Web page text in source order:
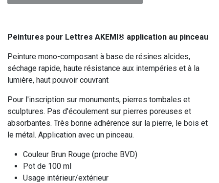
Peintures pour Lettres AKEMI® application au pinceau
Peinture mono-composant à base de résines alcides,
séchage rapide, haute résistance aux intempéries et à la
lumière, haut pouvoir couvrant
Pour l'inscription sur monuments, pierres tombales et
sculptures. Pas d'écoulement sur pierres poreuses et
absorbantes. Très bonne adhérence sur la pierre, le bois et
le métal. Application avec un pinceau.
Couleur Brun Rouge (proche BVD)
Pot de 100 ml
Usage intérieur/extérieur